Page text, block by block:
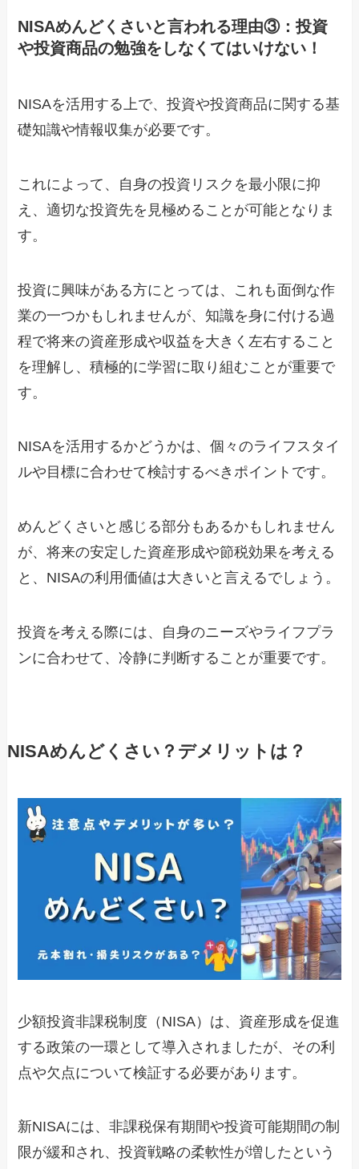
NISAめんどくさいと言われる理由③：投資
や投資商品の勉強をしなくてはいけない！
NISAを活用する上で、投資や投資商品に関する基
礎知識や情報収集が必要です。
これによって、自身の投資リスクを最小限に抑
え、適切な投資先を見極めることが可能となりま
す。
投資に興味がある方にとっては、これも面倒な作
業の一つかもしれませんが、知識を身に付ける過
程で将来の資産形成や収益を大きく左右すること
を理解し、積極的に学習に取り組むことが重要で
す。
NISAを活用するかどうかは、個々のライフスタイ
ルや目標に合わせて検討するべきポイントです。
めんどくさいと感じる部分もあるかもしれません
が、将来の安定した資産形成や節税効果を考える
と、NISAの利用価値は大きいと言えるでしょう。
投資を考える際には、自身のニーズやライフプラ
ンに合わせて、冷静に判断することが重要です。
NISAめんどくさい？デメリットは？
少額投資非課税制度（NISA）は、資産形成を促進
する政策の一環として導入されましたが、その利
点や欠点について検証する必要があります。
新NISAには、非課税保有期間や投資可能期間の制
限が緩和され、投資戦略の柔軟性が増したという